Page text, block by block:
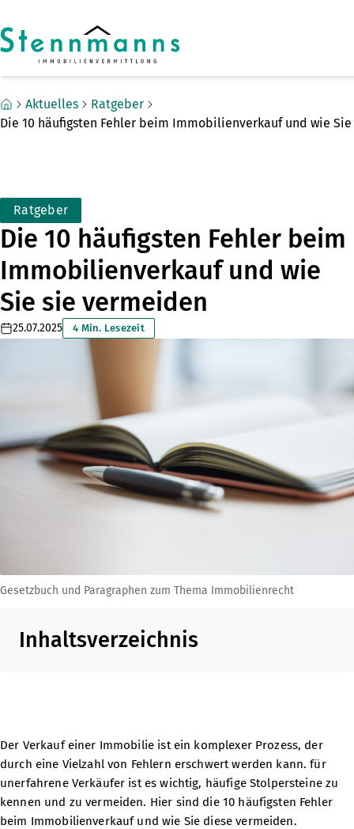
Zum Fuß springen
Aktuelles
Ratgeber
Die 10 häufigsten Fehler beim Immobilienverkauf und wie
Ratgeber
Die 10 häufigsten Fehler beim
Immobilienverkauf und wie
Sie sie vermeiden
25.07.2025 4 Min. Lesezeit
Gesetzbuch und Paragraphen zum Thema Immobilienrecht
Inhaltsverzeichnis
Der Verkauf einer Immobilie ist ein komplexer Prozess, der
durch eine Vielzahl von Fehlern erschwert werden kann. für
unerfahrene Verkäufer ist es wichtig, häufige Stolpersteine zu
kennen und zu vermeiden. Hier sind die 10 häufigsten Fehler
beim Immobilienverkauf und wie Sie diese vermeiden.